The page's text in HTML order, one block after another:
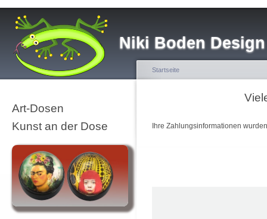
Niki Boden Design
Art-Dosen
Kunst an der Dose
Startseite
Ihre Zahlungsinformationen